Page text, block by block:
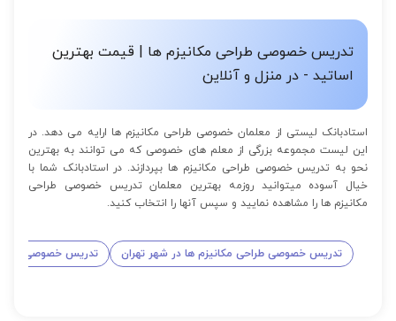
تدریس خصوصی طراحی مکانیزم ها | قیمت بهترین
اساتید - در منزل و آنلاین
استادبانک لیستی از معلمان خصوصی طراحی مکانیزم ها ارایه می دهد. در
این لیست مجموعه بزرگی از معلم های خصوصی که می توانند به بهترین
نحو به تدریس خصوصی طراحی مکانیزم ها بپردازند. در استادبانک شما با
خیال آسوده میتوانید روزمه بهترین معلمان تدریس خصوصی طراحی
مکانیزم ها را مشاهده نمایید و سپس آنها را انتخاب کنید.
تدریس خصوصی طراحی مکانیزم ها در شهر تهران تدریس خصوصی